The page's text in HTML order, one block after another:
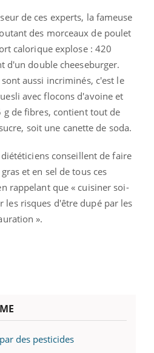
de ces experts, la fameuse
des morceaux de poulet
calorique explose : 420
d'un double cheeseburger.
aussi incriminés, c'est le
avec flocons d'avoine et
g de fibres, contient tout de
soit une canette de soda.
diététiciens conseillent de faire
et en sel de tous ces
rappelant que « cuisiner soi-
les risques d'être dupé par les
».
des pesticides